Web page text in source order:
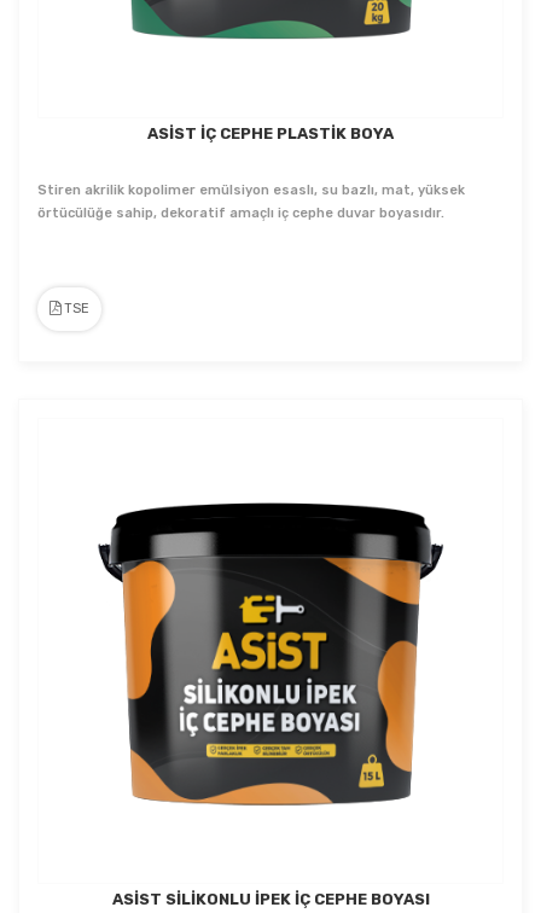
ASİST İÇ CEPHE PLASTİK BOYA
Stiren akrilik kopolimer emülsiyon esaslı, su bazlı, mat, yüksek
örtücülüğe sahip, dekoratif amaçlı iç cephe duvar boyasıdır.
TSE
ASİST SİLİKONLU İPEK İÇ CEPHE BOYASI